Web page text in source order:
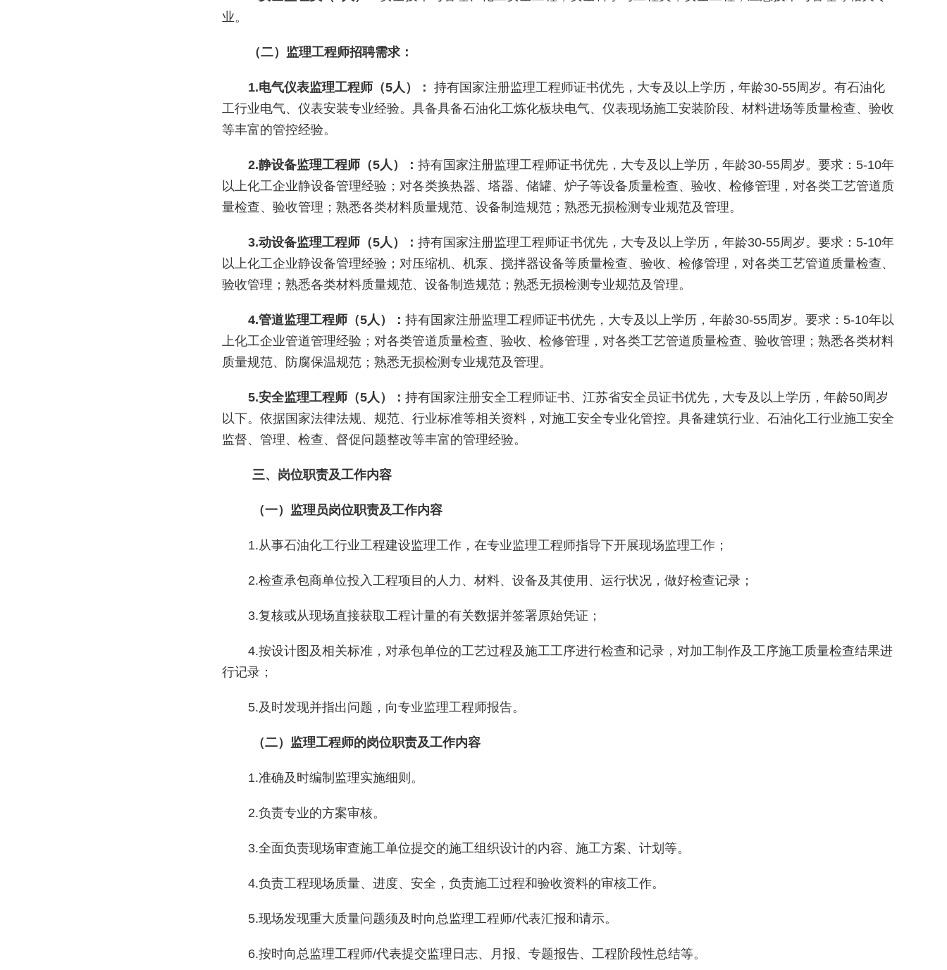
业。
（二）监理工程师招聘需求：
1.电气仪表监理工程师（5人）：持有国家注册监理工程师证书优先，大专及以上学历，年龄30-55周岁。有石油化
工行业电气、仪表安装专业经验。具备具备石油化工炼化板块电气、仪表现场施工安装阶段、材料进场等质量检查、验收
等丰富的管控经验。
2.静设备监理工程师（5人）：持有国家注册监理工程师证书优先，大专及以上学历，年龄30-55周岁。要求：5-10年
以上化工企业静设备管理经验；对各类换热器、塔器、储罐、炉子等设备质量检查、验收、检修管理，对各类工艺管道质
量检查、验收管理；熟悉各类材料质量规范、设备制造规范；熟悉无损检测专业规范及管理。
3.动设备监理工程师（5人）：持有国家注册监理工程师证书优先，大专及以上学历，年龄30-55周岁。要求：5-10年
以上化工企业静设备管理经验；对压缩机、机泵、搅拌器设备等质量检查、验收、检修管理，对各类工艺管道质量检查、
验收管理；熟悉各类材料质量规范、设备制造规范；熟悉无损检测专业规范及管理。
4.管道监理工程师（5人）：持有国家注册监理工程师证书优先，大专及以上学历，年龄30-55周岁。要求：5-10年以
上化工企业管道管理经验；对各类管道质量检查、验收、检修管理，对各类工艺管道质量检查、验收管理；熟悉各类材料
质量规范、防腐保温规范；熟悉无损检测专业规范及管理。
5.安全监理工程师（5人）：持有国家注册安全工程师证书、江苏省安全员证书优先，大专及以上学历，年龄50周岁
以下。依据国家法律法规、规范、行业标准等相关资料，对施工安全专业化管控。具备建筑行业、石油化工行业施工安全
监督、管理、检查、督促问题整改等丰富的管理经验。
三、岗位职责及工作内容
（一）监理员岗位职责及工作内容
1.从事石油化工行业工程建设监理工作，在专业监理工程师指导下开展现场监理工作；
2.检查承包商单位投入工程项目的人力、材料、设备及其使用、运行状况，做好检查记录；
3.复核或从现场直接获取工程计量的有关数据并签署原始凭证；
4.按设计图及相关标准，对承包单位的工艺过程及施工工序进行检查和记录，对加工制作及工序施工质量检查结果进
行记录；
5.及时发现并指出问题，向专业监理工程师报告。
（二）监理工程师的岗位职责及工作内容
1.准确及时编制监理实施细则。
2.负责专业的方案审核。
3.全面负责现场审查施工单位提交的施工组织设计的内容、施工方案、计划等。
4.负责工程现场质量、进度、安全，负责施工过程和验收资料的审核工作。
5.现场发现重大质量问题须及时向总监理工程师/代表汇报和请示。
6.按时向总监理工程师/代表提交监理日志、月报、专题报告、工程阶段性总结等。